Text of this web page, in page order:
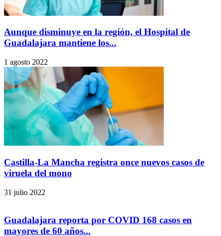
Aunque disminuye en la región, el Hospital de
Guadalajara mantiene los...
1 agosto 2022
Castilla-La Mancha registra once nuevos casos de
viruela del mono
31 julio 2022
Guadalajara reporta por COVID 168 casos en
mayores de 60 años...